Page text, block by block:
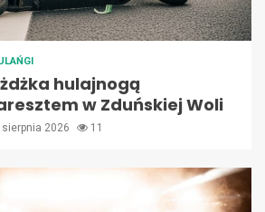
hulajnogą
w Zduńskiej Woli
sierpnia 2026 11